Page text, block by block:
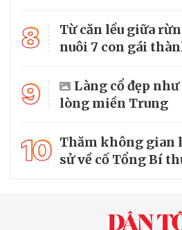
8
Từ căn lều giữa
nuôi 7 con gái
9
Làng cổ đẹp
lòng miền Trung
10 Thăm không gian
sử về cố Tổng Bí